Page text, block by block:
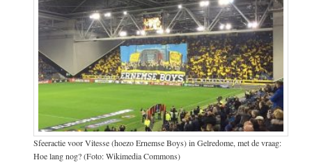
Sfeeractie voor Vitesse (hoezo Ernemse Boys) in Gelredome, met de vraag:
Hoe lang nog? (Foto: Wikimedia Commons)